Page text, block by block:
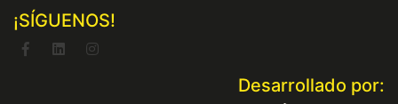
¡SÍGUENOS!
Desarrollado por: